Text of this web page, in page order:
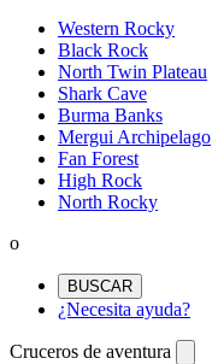
Western Rocky
Black Rock
North Twin Plateau
Shark Cave
Burma Banks
Mergui Archipelago
Fan Forest
High Rock
North Rocky
o
BUSCAR
¿Necesita ayuda?
Cruceros de aventura